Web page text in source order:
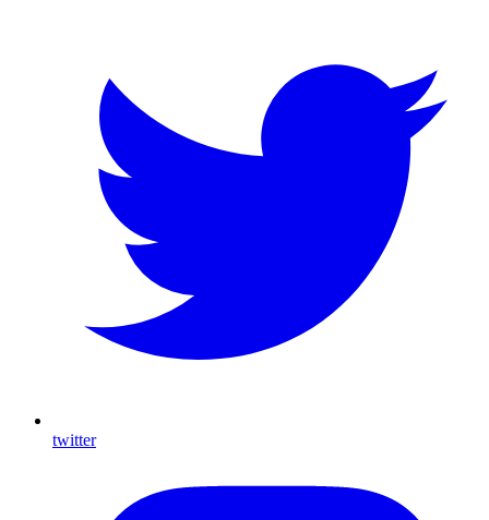
twitter